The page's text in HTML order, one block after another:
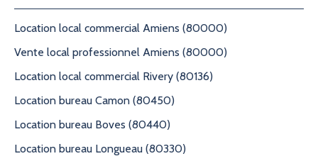
Location local commercial Amiens (80000)
Vente local professionnel Amiens (80000)
Location local commercial Rivery (80136)
Location bureau Camon (80450)
Location bureau Boves (80440)
Location bureau Longueau (80330)